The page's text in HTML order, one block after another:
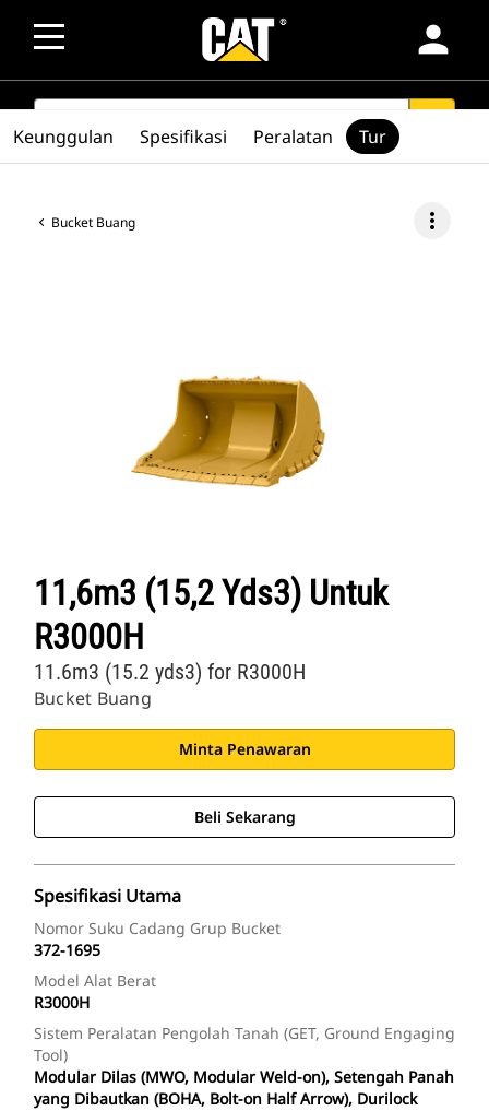
person
SEARCH
Bucket Buang more_vert
11,6m3 (15,2 Yds3) Untuk
R3000H
Bucket Buang
11.6m3 (15.2 yds3) for R3000H
Minta Penawaran
Beli Sekarang
Spesifikasi Utama
Nomor Suku Cadang Grup Bucket
372-1695
Model Alat Berat
R3000H
Sistem Peralatan Pengolah Tanah (GET, Ground Engaging
Tool)
Modular Dilas (MWO, Modular Weld-on), Setengah Panah
yang Dibautkan (BOHA, Bolt-on Half Arrow), Durilock
Keunggulan Spesifikasi Peralatan Tur